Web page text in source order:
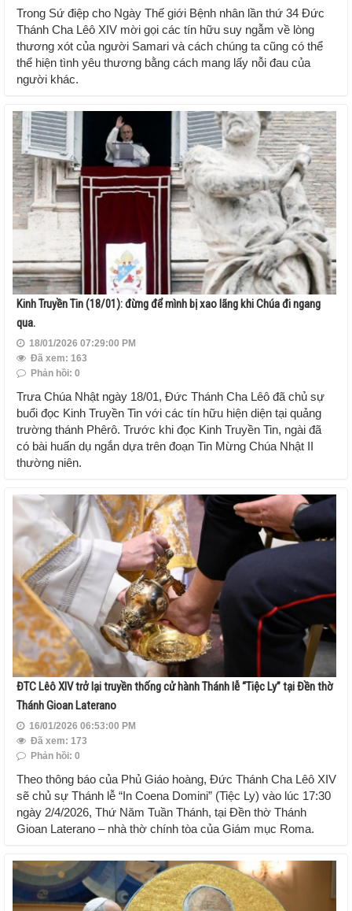
Trong Sứ điệp cho Ngày Thế giới Bệnh nhân lần thứ 34 Đức
Thánh Cha Lêô XIV mời gọi các tín hữu suy ngẫm về lòng
thương xót của người Samari và cách chúng ta cũng có thể
thể hiện tình yêu thương bằng cách mang lấy nỗi đau của
người khác.
Kinh Truyền Tin (18/01): đừng để mình bị xao lãng khi Chúa đi ngang
qua.
18/01/2026 07:29:00 PM
Đã xem: 163
Phản hồi: 0
Trưa Chúa Nhật ngày 18/01, Đức Thánh Cha Lêô đã chủ sự
buổi đọc Kinh Truyền Tin với các tín hữu hiện diện tại quảng
trường thánh Phêrô. Trước khi đọc Kinh Truyền Tin, ngài đã
có bài huấn dụ ngắn dựa trên đoạn Tin Mừng Chúa Nhật II
thường niên.
ĐTC Lêô XIV trở lại truyền thống cử hành Thánh lễ “Tiệc Ly” tại Đền thờ
Thánh Gioan Laterano
16/01/2026 06:53:00 PM
Đã xem: 173
Phản hồi: 0
Theo thông báo của Phủ Giáo hoàng, Đức Thánh Cha Lêô XIV
sẽ chủ sự Thánh lễ “In Coena Domini” (Tiệc Ly) vào lúc 17:30
ngày 2/4/2026, Thứ Năm Tuần Thánh, tại Đền thờ Thánh
Gioan Laterano – nhà thờ chính tòa của Giám mục Roma.